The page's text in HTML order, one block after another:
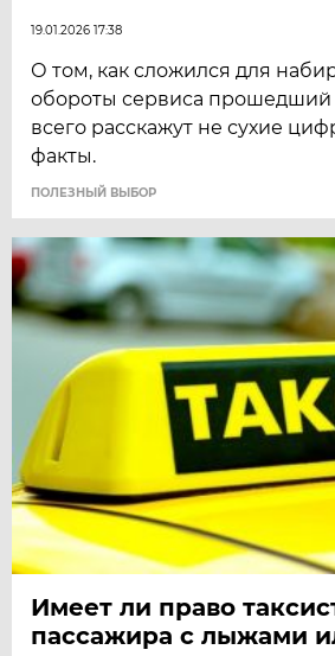
19.01.2026 17:38
О том, как сложился для
обороты сервиса прошедший
всего расскажут не сухие
факты.
ПОЛЕЗНЫЙ ВЫБОР
Имеет ли право
пассажира с лыжами